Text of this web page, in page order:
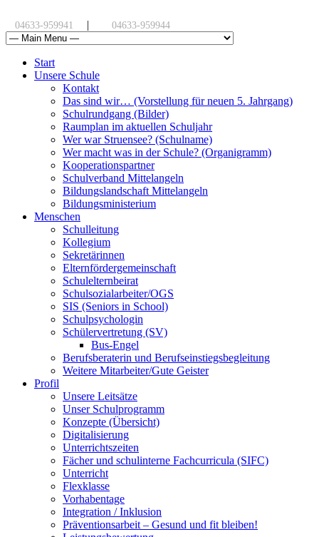
04633-959941 | 04633-959944
Start
Unsere Schule
Kontakt
Das sind wir… (Vorstellung für neuen 5. Jahrgang)
Schulrundgang (Bilder)
Raumplan im aktuellen Schuljahr
Wer war Struensee? (Schulname)
Wer macht was in der Schule? (Organigramm)
Kooperationspartner
Schulverband Mittelangeln
Bildungslandschaft Mittelangeln
Bildungsministerium
Menschen
Schulleitung
Kollegium
Sekretärinnen
Elternfördergemeinschaft
Schulelternbeirat
Schulsozialarbeiter/OGS
SIS (Seniors in School)
Schulpsychologin
Schülervertretung (SV)
Bus-Engel
Berufsberaterin und Berufseinstiegsbegleitung
Weitere Mitarbeiter/Gute Geister
Profil
Unsere Leitsätze
Unser Schulprogramm
Konzepte (Übersicht)
Digitalisierung
Unterrichtszeiten
Fächer und schulinterne Fachcurricula (SIFC)
Unterricht
Flexklasse
Vorhabentage
Integration / Inklusion
Präventionsarbeit – Gesund und fit bleiben!